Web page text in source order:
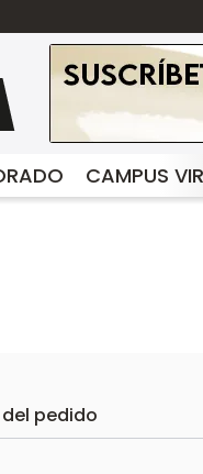
CAMPUS
pedido